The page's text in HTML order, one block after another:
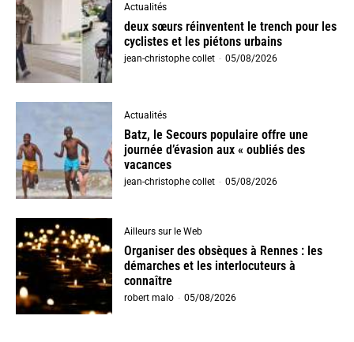
Actualités
deux sœurs réinventent le trench pour les
cyclistes et les piétons urbains
jean-christophe collet - 05/08/2026
Actualités
Batz, le Secours populaire offre une
journée d’évasion aux « oubliés des
vacances
jean-christophe collet - 05/08/2026
Ailleurs sur le Web
Organiser des obsèques à Rennes : les
démarches et les interlocuteurs à
connaître
robert malo - 05/08/2026